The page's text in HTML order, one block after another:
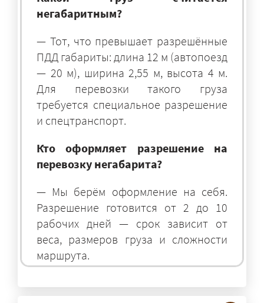
негабаритным?
— Тот, что превышает разрешённые
ПДД габариты: длина 12 м (автопоезд
— 20 м), ширина 2,55 м, высота 4 м.
Для перевозки такого груза
требуется специальное разрешение
и спецтранспорт.
Кто оформляет разрешение на
перевозку негабарита?
— Мы берём оформление на себя.
Разрешение готовится от 2 до 10
рабочих дней — срок зависит от
веса, размеров груза и сложности
маршрута.